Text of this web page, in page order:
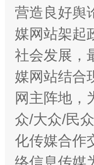
法徽映军营
一批国家标准
营造良好舆
媒网站架起
社会发展，
媒网站结合
网主阵地，
众/大众/民
化传媒合作